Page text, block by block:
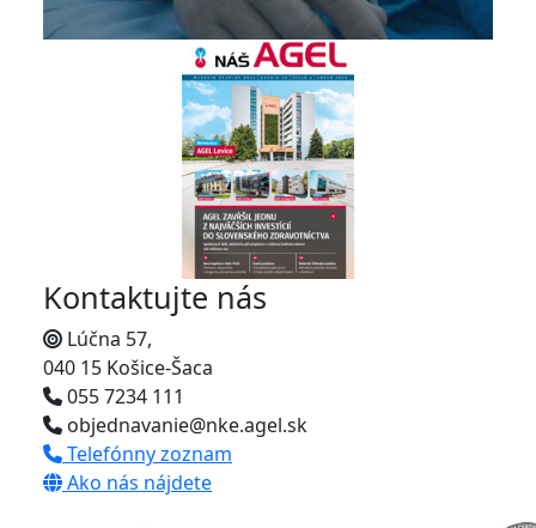
Kontaktujte nás
Lúčna 57,
040 15 Košice-Šaca
055 7234 111
objednavanie@nke.agel.sk
Telefónny zoznam
Ako nás nájdete